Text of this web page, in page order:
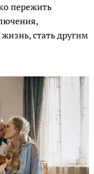
пережить
стать другим